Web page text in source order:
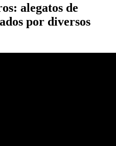
alegatos de
por diversos